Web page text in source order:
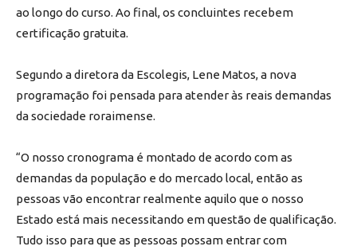
ao longo do curso. Ao final, os concluintes recebem
certificação gratuita.
Segundo a diretora da Escolegis, Lene Matos, a nova
programação foi pensada para atender às reais demandas
da sociedade roraimense.
“O nosso cronograma é montado de acordo com as
demandas da população e do mercado local, então as
pessoas vão encontrar realmente aquilo que o nosso
Estado está mais necessitando em questão de qualificação.
Tudo isso para que as pessoas possam entrar com